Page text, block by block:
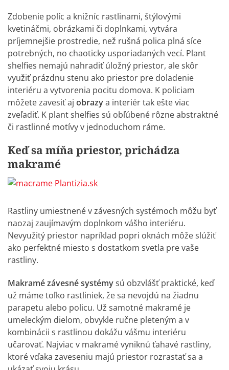
Zdobenie políc a knižníc rastlinami, štýlovými
kvetináčmi, obrázkami či doplnkami, vytvára
príjemnejšie prostredie, než rušná polica plná síce
potrebných, no chaoticky usporiadaných vecí. Plant
shelfies nemajú nahradiť úložný priestor, ale skôr
využiť prázdnu stenu ako priestor pre doladenie
interiéru a vytvorenia pocitu domova. K policiam
môžete zavesiť aj obrazya interiér tak ešte viac
zveľadiť. K plant shelfies sú obľúbené rôzne abstraktné
či rastlinné motívy v jednoduchom ráme.
Keď sa míňa priestor, prichádza
makramé
Rastliny umiestnené v závesných systémoch môžu byť
naozaj zaujímavým doplnkom vášho interiéru.
Nevyužitý priestor napríklad popri oknách môže slúžiť
ako perfektné miesto s dostatkom svetla pre vaše
rastliny.
Makramé závesné systémysú obzvlášť praktické, keď
už máme toľko rastliniek, že sa nevojdú na žiadnu
parapetu alebo policu. Už samotné makramé je
umeleckým dielom, obvykle ručne pleteným a v
kombinácii s rastlinou dokážu vášmu interiéru
učarovať. Najviac v makramé vyniknú ťahavé rastliny,
ktoré vďaka zaveseniu majú priestor rozrastať sa a